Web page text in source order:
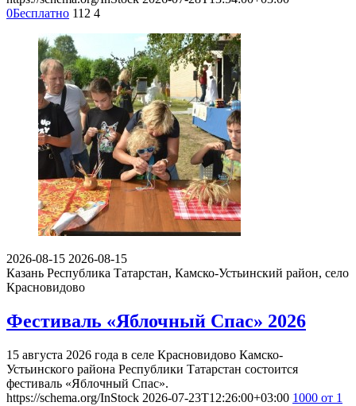
0Бесплатно 112 4
2026-08-15 2026-08-15
Казань Республика Татарстан, Камско-Устьинский район, село
Красновидово
Фестиваль «Яблочный Спас» 2026
15 августа 2026 года в селе Красновидово Камско-
Устьинского района Республики Татарстан состоится
фестиваль «Яблочный Спас».
https://schema.org/InStock 2026-07-23T12:26:00+03:00 1000 от 1